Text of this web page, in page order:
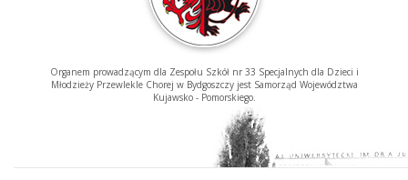
Organem prowadzącym dla Zespołu Szkół nr 33 Specjalnych dla Dzieci i
Młodzieży Przewlekle Chorej w Bydgoszczy jest Samorząd Województwa
Kujawsko - Pomorskiego.